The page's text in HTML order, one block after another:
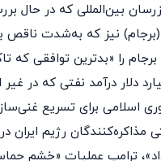
بین‌المللی که در
نیز که به‌شدت ناقص
«فشار حداکثری» را اعمال کرد و موفق شد دست
اسلامی برای تسریع
رژیم ایران
ترامپ عملیات «خشم